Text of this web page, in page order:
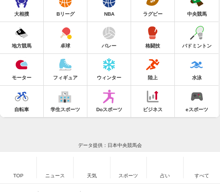
大相撲 Bリーグ NBA ラグビー 中央競馬
地方競馬 卓球 バレー 格闘技 バドミントン
モーター フィギュア ウィンター 陸上 水泳
自転車 学生スポーツ Doスポーツ ビジネス eスポーツ
データ提供：日本中央競馬会
TOP ニュース 天気 スポーツ 占い すべて